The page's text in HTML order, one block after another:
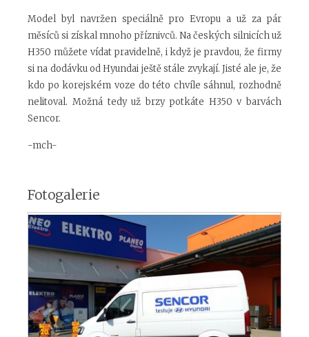
Model byl navržen speciálně pro Evropu a už za pár
měsíců si získal mnoho příznivců. Na českých silnicích už
H350 můžete vídat pravidelně, i když je pravdou, že firmy
si na dodávku od Hyundai ještě stále zvykají. Jisté ale je, že
kdo po korejském voze do této chvíle sáhnul, rozhodně
nelitoval. Možná tedy už brzy potkáte H350 v barvách
Sencor.
-mch-
Fotogalerie